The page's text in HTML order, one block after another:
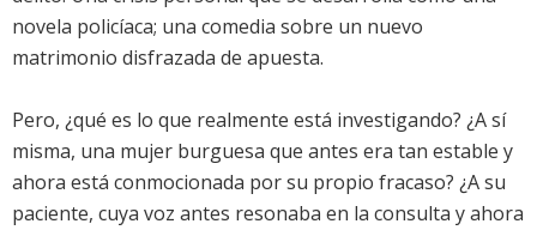
novela policíaca; una comedia sobre un nuevo
matrimonio disfrazada de apuesta.
Pero, ¿qué es lo que realmente está investigando? ¿A sí
misma, una mujer burguesa que antes era tan estable y
ahora está conmocionada por su propio fracaso? ¿A su
paciente, cuya voz antes resonaba en la consulta y ahora